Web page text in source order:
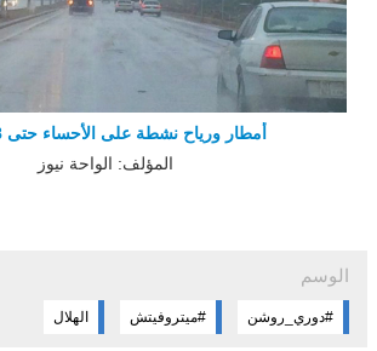
أمطار ورياح نشطة على الأحساء حتى 8 مساء
المؤلف: الواحة نيوز
الوسم
#دوري_روشن #ميتروفيتش الهلال